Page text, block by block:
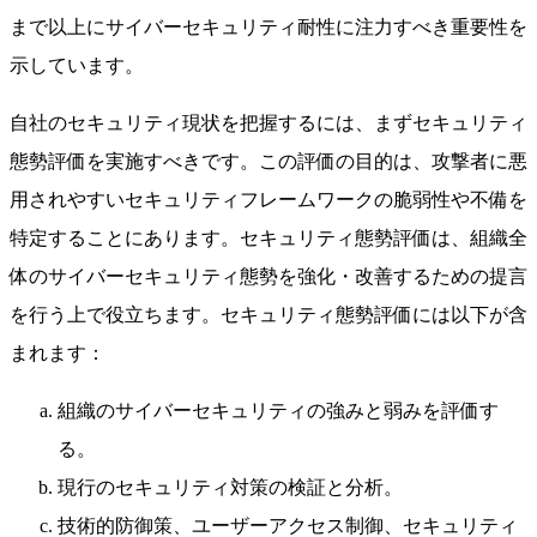
まで以上にサイバーセキュリティ耐性に注力すべき重要性を
示しています。
自社のセキュリティ現状を把握するには、まずセキュリティ
態勢評価を実施すべきです。この評価の目的は、攻撃者に悪
用されやすいセキュリティフレームワークの脆弱性や不備を
特定することにあります。セキュリティ態勢評価は、組織全
体のサイバーセキュリティ態勢を強化・改善するための提言
を行う上で役立ちます。セキュリティ態勢評価には以下が含
まれます：
組織のサイバーセキュリティの強みと弱みを評価す
る。
現行のセキュリティ対策の検証と分析。
技術的防御策、ユーザーアクセス制御、セキュリティ